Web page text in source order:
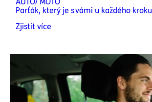
Parťák, který je s vámi u každého kroku
Zjistit více